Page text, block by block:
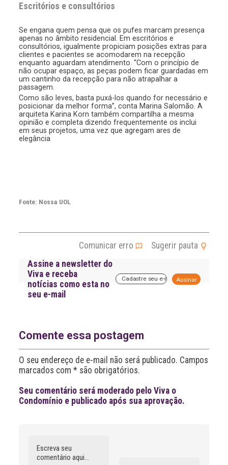
Escritórios e consultórios
Se engana quem pensa que os pufes marcam presença
apenas no âmbito residencial. Em escritórios e
consultórios, igualmente propiciam posições extras para
clientes e pacientes se acomodarem na recepção
enquanto aguardam atendimento. “Com o princípio de
não ocupar espaço, as peças podem ficar guardadas em
um cantinho da recepção para não atrapalhar a
passagem.
Como são leves, basta puxá-los quando for necessário e
posicionar da melhor forma”, conta Marina Salomão. A
arquiteta Karina Korn também compartilha a mesma
opinião e completa dizendo frequentemente os inclui
em seus projetos, uma vez que agregam ares de
elegância
Fonte: Nossa UOL
Comunicar erro
Sugerir pauta
Assine a newsletter do
Viva e receba
notícias como esta no
seu e-mail
i
v
Comente essa postagem
O seu endereço de e-mail não será publicado. Campos
marcados com * são obrigatórios.
Seu comentário será moderado pelo Viva o
Condomínio e publicado após sua aprovação.